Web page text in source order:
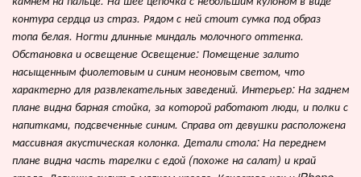
контура сердца из страз. Рядом с ней стоит сумка под образ
топа белая. Ногти длинные миндаль молочного оттенка.
Обстановка и освещение Освещение: Помещение залито
насыщенным фиолетовым и синим неоновым светом, что
характерно для развлекательных заведений. Интерьер: На заднем
плане видна барная стойка, за которой работают люди, и полки с
напитками, подсвеченные синим. Справа от девушки расположена
массивная акустическая колонка. Детали стола: На переднем
плане видна часть тарелки с едой (похоже на салат) и край